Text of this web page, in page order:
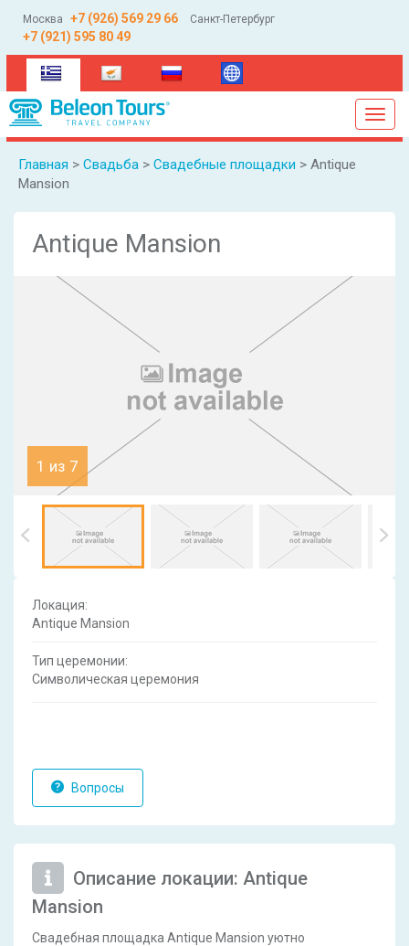
Москва +7 (926) 569 29 66 Санкт-Петербург
+7 (921) 595 80 49
(current)
Главная > Свадьба > Свадебные площадки > Antique
Mansion
Antique Mansion
1 из 7
Локация:
Antique Mansion
Тип церемонии:
Символическая церемония
Вопросы
Описание локации: Antique
Mansion
Свадебная площадка Antique Mansion уютно